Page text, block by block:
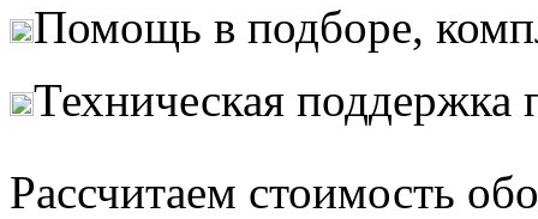
Помощь в подборе,
Техническая поддержка
Рассчитаем стоимость